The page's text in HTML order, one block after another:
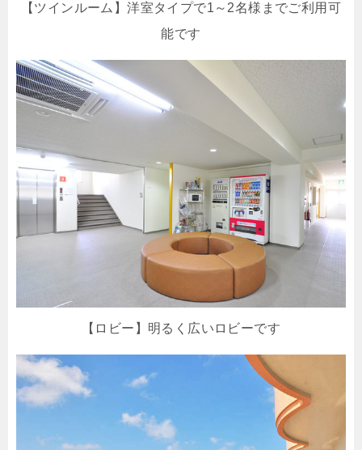
【ツインルーム】洋室タイプで1～2名様までご利用可
能です
【ロビー】明るく広いロビーです